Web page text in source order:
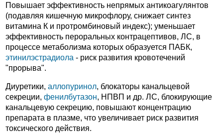
Повышает эффективность непрямых антикоагулянтов
(подавляя кишечную микрофлору, снижает синтез
витамина К и протромбиновый индекс); уменьшает
эффективность пероральных контрацептивов, ЛС, в
процессе метаболизма которых образуется ПАБК,
этинилэстрадиола - риск развития кровотечений
"прорыва".
Диуретики, аллопуринол, блокаторы канальцевой
секреции, фенилбутазон, НПВП и др. ЛС, блокирующие
канальцевую секрецию, повышают концентрацию
препарата в плазме, что увеличивает риск развития
токсического действия.